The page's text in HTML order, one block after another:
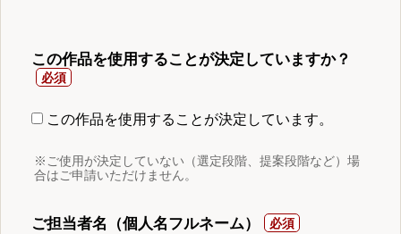
この作品を使用することが決定していますか？
この作品を使用することが決定しています。
※ご使用が決定していない（選定段階、提案段階など）場
合はご申請いただけません。
ご担当者名（個人名フルネーム）